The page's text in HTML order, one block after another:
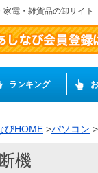
電・雑貨品の卸サイ
ランキング
びHOME >パソコン >
機